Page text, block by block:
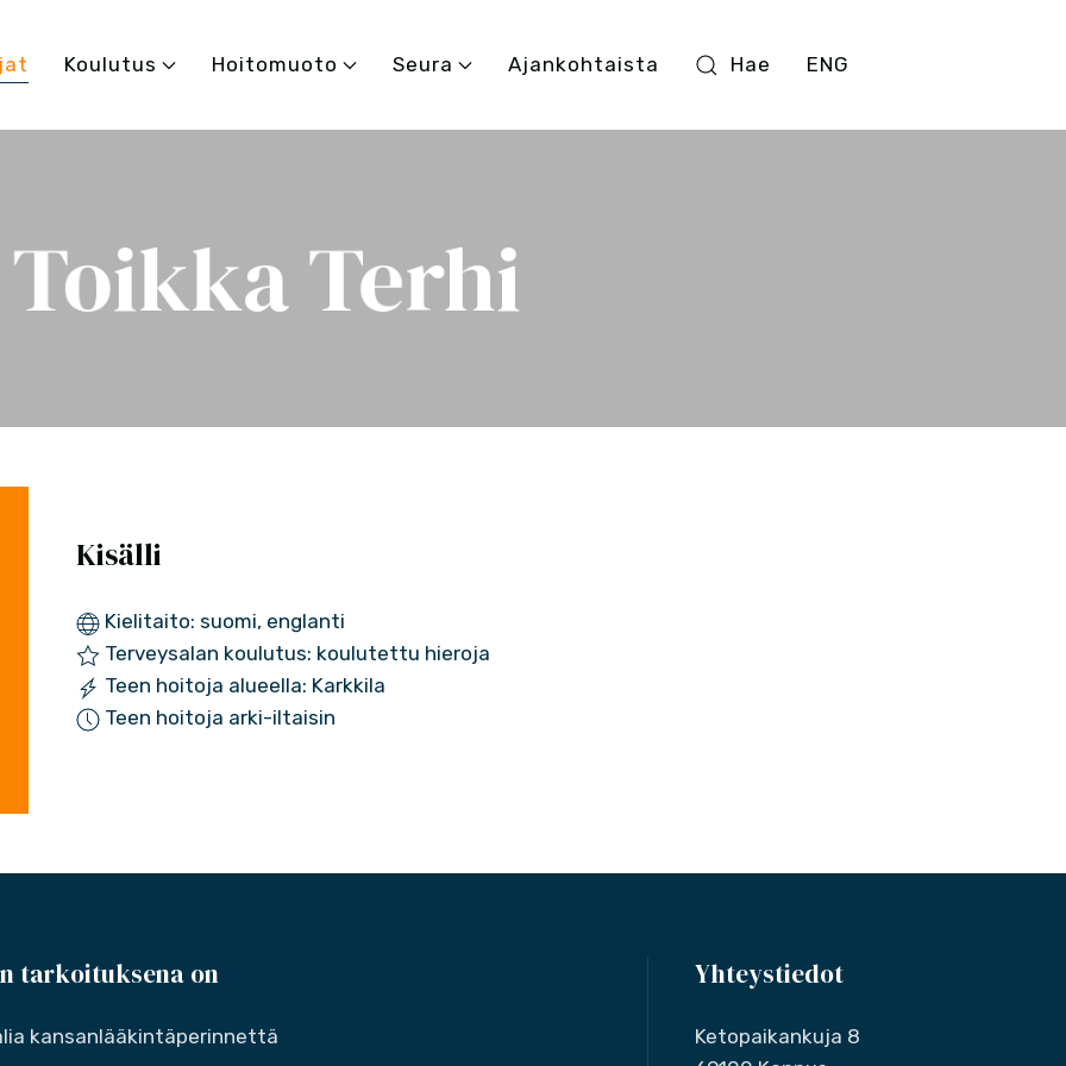
Koulutus Hoitomuoto Seura Ajankohtaista Hae ENG
Toikka Terhi
Kisälli
Kielitaito: suomi, englanti
Terveysalan koulutus: koulutettu hieroja
Teen hoitoja alueella: Karkkila
Teen hoitoja arki-iltaisin
tarkoituksena on
kansanlääkintäperinnettä
Yhteystiedot
Ketopaikankuja 8